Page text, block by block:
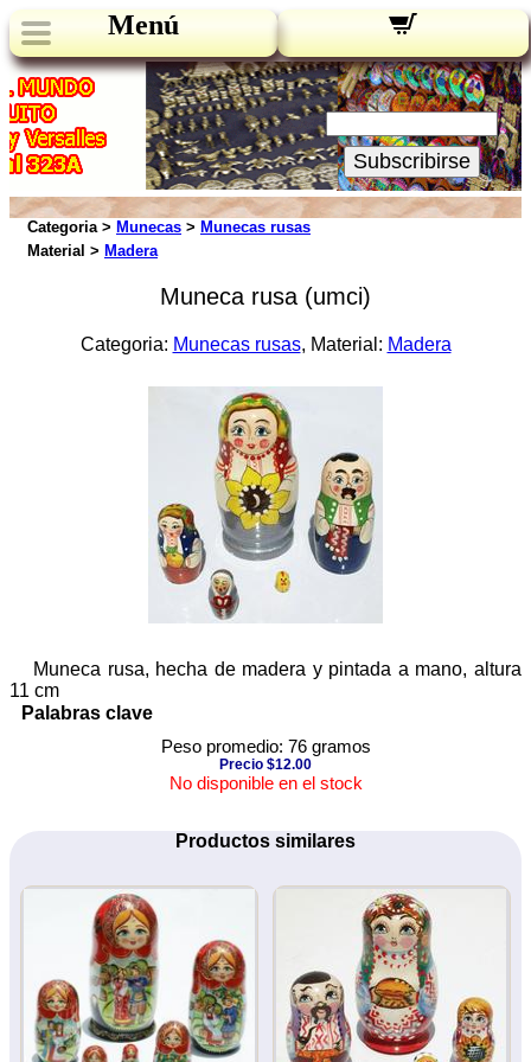
Menú
Novedades:
Su Email:
Subscribirse
Categoria > Munecas > Munecas rusas
Material > Madera
Muneca rusa (umci)
Categoria: Munecas rusas, Material: Madera
Muneca rusa, hecha de madera y pintada a mano, altura
11 cm
Palabras clave
Peso promedio: 76 gramos
Precio $12.00
No disponible en el stock
Productos similares